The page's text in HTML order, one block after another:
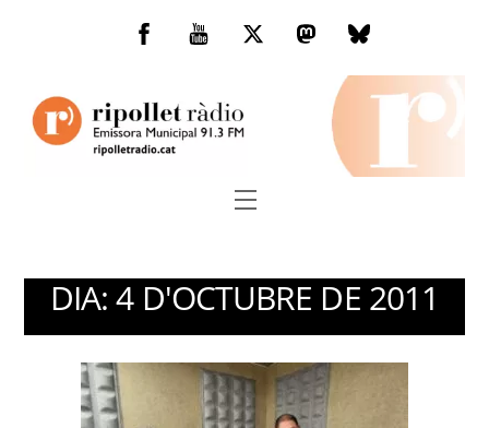
Facebook
You
TwitterMastodonBluesky
Menu
DIA:4 D'OCTUBRE DE 2011